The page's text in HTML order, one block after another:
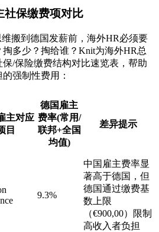
社保缴费项对比
搬到德国发薪前，海外HR必须要
多少？掏给谁？Knit为海外HR总
/保险缴费结构对比速览表，帮助
强制性费用：
主对应
目
德国雇主
费率(常用/
联邦+全国
均值)
差异提示
9.3%
中国雇主费率显
著高于德国，但
德国通过缴费基
数上限
（€900,00）限制
高收入者负担